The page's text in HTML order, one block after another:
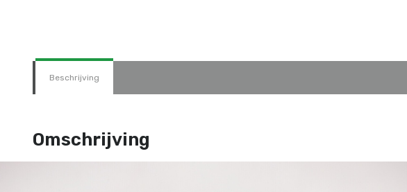
Beschrijving
Omschrijving